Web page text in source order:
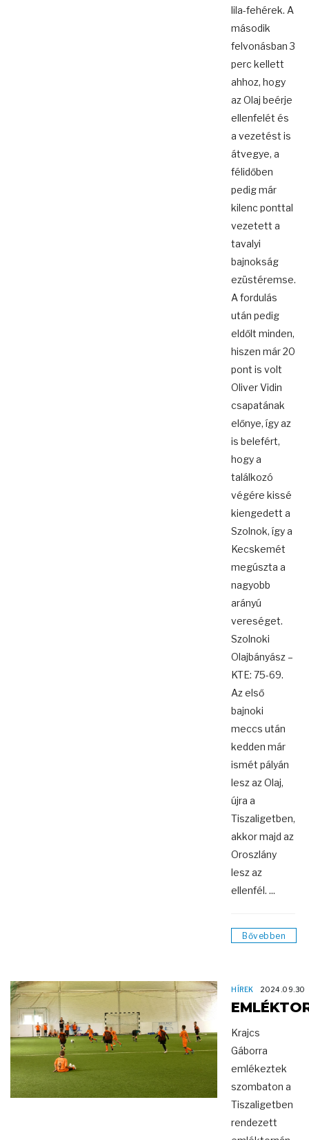
lila-fehérek. A
második
felvonásban 3
perc kellett
ahhoz, hogy
az Olaj beérje
ellenfelét és
a vezetést is
átvegye, a
félidőben
pedig már
kilenc ponttal
vezetett a
tavalyi
bajnokság
ezüstéremse.
A fordulás
után pedig
eldőlt minden,
hiszen már 20
pont is volt
Oliver Vidin
csapatának
előnye, így az
is belefért,
hogy a
találkozó
végére kissé
kiengedett a
Szolnok, így a
Kecskemét
megúszta a
nagyobb
arányú
vereséget.
Szolnoki
Olajbányász –
KTE: 75-69.
Az első
bajnoki
meccs után
kedden már
ismét pályán
lesz az Olaj,
újra a
Tiszaligetben,
akkor majd az
Oroszlány
lesz az
ellenfél. ...
Bővebben
HÍREK 2024.09.30
Krajcs
Gáborra
emlékeztek
szombaton a
Tiszaligetben
rendezett